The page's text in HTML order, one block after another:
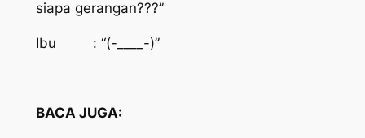
siapa gerangan???”
Ibu : “(-____-)”
BACA JUGA: